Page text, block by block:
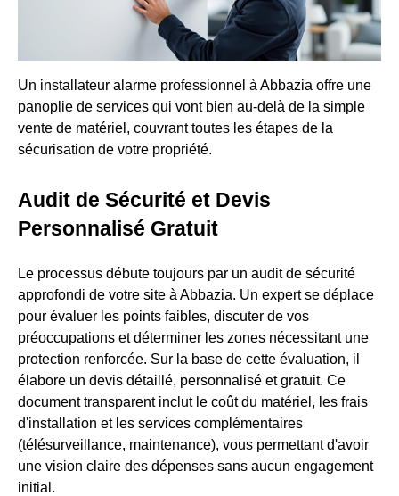
Un installateur alarme professionnel à Abbazia offre une
panoplie de services qui vont bien au-delà de la simple
vente de matériel, couvrant toutes les étapes de la
sécurisation de votre propriété.
Audit de Sécurité et Devis
Personnalisé Gratuit
Le processus débute toujours par un audit de sécurité
approfondi de votre site à Abbazia. Un expert se déplace
pour évaluer les points faibles, discuter de vos
préoccupations et déterminer les zones nécessitant une
protection renforcée. Sur la base de cette évaluation, il
élabore un devis détaillé, personnalisé et gratuit. Ce
document transparent inclut le coût du matériel, les frais
d'installation et les services complémentaires
(télésurveillance, maintenance), vous permettant d'avoir
une vision claire des dépenses sans aucun engagement
initial.